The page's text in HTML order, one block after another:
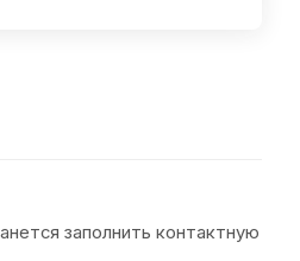
заполнить контактную